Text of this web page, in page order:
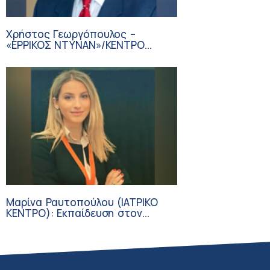
Χρήστος Γεωργόπουλος –
«ΕΡΡΙΚΟΣ ΝΤΥΝΑΝ»/ΚΕΝΤΡΟ
Μαρίνα Ραυτοπούλου (ΙΑΤΡΙΚΟ
ΚΕΝΤΡΟ): Εκπαίδευση στον